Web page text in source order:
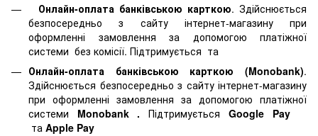
Онлайн-оплата банківською карткою. Здійснюється
безпосередньо з сайту інтернет-магазину при
оформленні замовлення за допомогою платіжної
системи без комісії. Підтримується та
Онлайн-оплата банківською карткою (Monobank).
Здійснюється безпосередньо з сайту інтернет-магазину
при оформленні замовлення за допомогою платіжної
системи Monobank .Підтримується Google Pay
та Apple Pay